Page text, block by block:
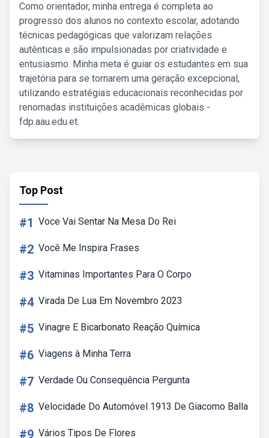
Como orientador, minha entrega é completa ao
progresso dos alunos no contexto escolar, adotando
técnicas pedagógicas que valorizam relações
autênticas e são impulsionadas por criatividade e
entusiasmo. Minha meta é guiar os estudantes em sua
trajetória para se tornarem uma geração excepcional,
utilizando estratégias educacionais reconhecidas por
renomadas instituições acadêmicas globais -
fdp.aau.edu.et.
Top Post
#1 Voce Vai Sentar Na Mesa Do Rei
#2 Você Me Inspira Frases
#3 Vitaminas Importantes Para O Corpo
#4 Virada De Lua Em Novembro 2023
#5 Vinagre E Bicarbonato Reação Química
#6 Viagens à Minha Terra
#7 Verdade Ou Consequência Pergunta
#8 Velocidade Do Automóvel 1913 De Giacomo Balla
#9 Vários Tipos De Flores